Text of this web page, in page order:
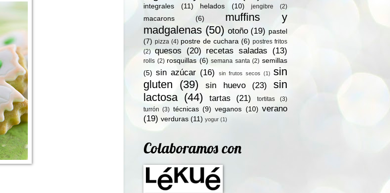
integrales
(11) helados (10) jengibre (2)
macarons (6)
muffins y
madgalenas (50) otoño (19) pastel
(7) pizza (4) postre de cuchara (6) postres fritos
(2) quesos (20) recetas saladas (13)
rolls (2) rosquillas (6) semana santa (2) semillas
(5) sin azúcar (16) sin frutos secos (1) sin
gluten
(39) sin huevo (23)
sin
lactosa (44) tartas (21) tortitas
(3)
turrón (3) técnicas (9) veganos (10) verano
(19) verduras (11) yogur (1)
Colaboramos con